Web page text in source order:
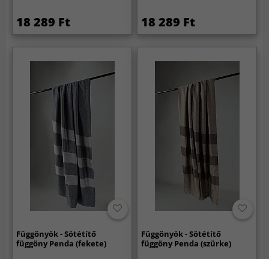
18 289 Ft 18 289 Ft
Függönyök - Sötétítő
függöny Penda (fekete)
Függönyök - Sötétítő
függöny Penda (szürke)